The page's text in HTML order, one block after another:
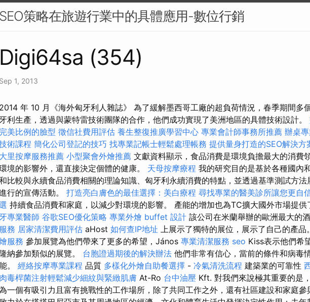
SEO策略在旅遊行業中的具體應用-數位行銷
Digi64sa (354)
Sep 1, 2013
2014 年 10 月《海外匈牙利人雜誌》 為了緩解墨西哥工廠的超負荷情況，春季期間多
牙利生產，透過與蒙特雷技術團隊的合作，他們成功實現了美洲地區的具體技術設計。
完美比例的臉型 徵信社費用評估 養生整復推廣學習中心 專業會計師事務所推薦 辦桌
術課程 簡化公司登記的技巧 找專業記帳士輕鬆處理帳務 提供量身打造的SEO解決方
大里按摩服務推薦 小型聚會外燴推薦 文獻資料顯示，食品消費是環境負擔最大的消費
境的影響外，還直接決定個體的健康。 天母按摩療程 我的研究目的是基於各種國內
比較與永續食品消費相關的理論知識、匈牙利永續消費的特點，並透過基準測試方法
行的宣傳活動。 打造亮白膚色的最佳選擇：美白療程 尋找專業的醫美診所讓您更自
持續食品消費和家庭，以減少對環境的影響。 產能的增加也為TC擴大國外市場提供
牙專業醫師 谷歌SEO優化策略 專業外燴 buffet 設計 該公司在米蘭舉辦的歐洲最大的
服務 居家清潔費用評估 aHost 如何查IP地址 上展示了獨特的展位，展示了自己的產品
服務 參加展覽為他們帶來了更多的希望，János 專業清潔服務 seo Kiss表示他們希
納參加類似的展覽。 台胞證過期後的解決辦法 他們非常有信心，當前的條件和病毒
。 經絡按摩專業課程 品質 多樣化外燴自助餐選擇 - 冷氣清洗流程 建築業的可靠性
肉毒桿菌注射輕鬆減少細紋與緊緻肌膚 At-Ro 台中油壓 Kft. 對我們來說極其重要的是
一個有吸引力且富有挑戰性的工作場所，除了共同工作之外，還有社區建設和家庭參